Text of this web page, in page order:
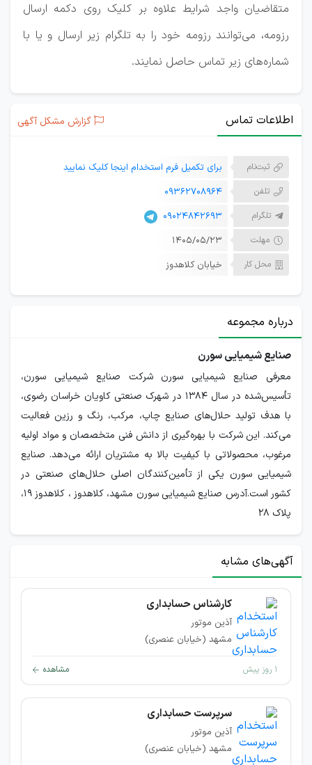
متقاضیان واجد شرایط علاوه بر کلیک روی دکمه ارسال
رزومه، می‌توانند رزومه خود را به تلگرام زیر ارسال و یا با
شماره‌های زیر تماس حاصل نمایند.
اطلاعات تماس گزارش مشکل آگهی
ثبت‌نام برای تکمیل فرم استخدام اینجا کلیک نمایید
تلفن 09362708964
تلگرام 09024842693
مهلت ۱۴۰۵/۰۵/۲۳
محل کار خیابان کلاهدوز
درباره مجموعه
صنایع شیمیایی سورن
معرفی صنایع شیمیایی سورن شرکت صنایع شیمیایی سورن،
تأسیس‌شده در سال ۱۳۸۴ در شهرک صنعتی کاویان خراسان رضوی،
با هدف تولید حلال‌های صنایع چاپ، مرکب، رنگ و رزین فعالیت
می‌کند. این شرکت با بهره‌گیری از دانش فنی متخصصان و مواد اولیه
مرغوب، محصولاتی با کیفیت بالا به مشتریان ارائه می‌دهد. صنایع
شیمیایی سورن یکی از تأمین‌کنندگان اصلی حلال‌های صنعتی در
کشور است.آدرس صنایع شیمیایی سورن مشهد، کلاهدوز ، کلاهدوز 19،
پلاک 28
آگهی‌های مشابه
کارشناس حسابداری
آذین موتور
مشهد (خیابان عنصری)
۱ روز پیش مشاهده
سرپرست حسابداری
آذین موتور
مشهد (خیابان عنصری)